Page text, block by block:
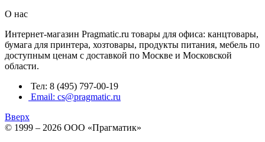
О нас
Интернет-магазин Pragmatic.ru товары для офиса: канцтовары,
бумага для принтера, хозтовары, продукты питания, мебель по
доступным ценам с доставкой по Москве и Московской
области.
Тел: 8 (495) 797-00-19
Email: cs@pragmatic.ru
Вверх
© 1999 – 2026 ООО «Прагматик»